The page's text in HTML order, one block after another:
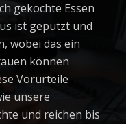
gekochte Essen
ist geputzt und
wobei das ein
können
Vorurteile
unsere
und reichen bis